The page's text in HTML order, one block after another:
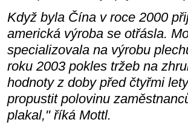
Když byla Čína v roce 2000
americká výroba se otřásla.
specializovala na výrobu
roku 2003 pokles tržeb na
hodnoty z doby před čtyřmi
propustit polovinu
plakal," říká Mottl.